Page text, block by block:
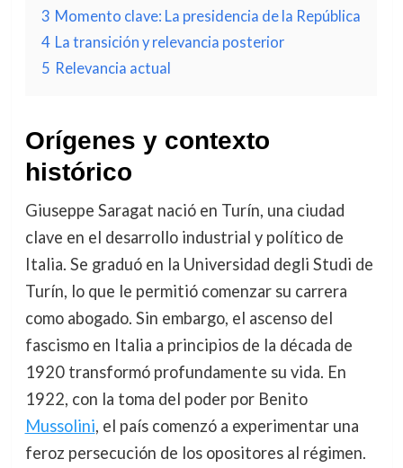
3 Momento clave: La presidencia de la República
4 La transición y relevancia posterior
5 Relevancia actual
Orígenes y contexto
histórico
Giuseppe Saragat nació en Turín, una ciudad
clave en el desarrollo industrial y político de
Italia. Se graduó en la Universidad degli Studi de
Turín, lo que le permitió comenzar su carrera
como abogado. Sin embargo, el ascenso del
fascismo en Italia a principios de la década de
1920 transformó profundamente su vida. En
1922, con la toma del poder por Benito
Mussolini, el país comenzó a experimentar una
feroz persecución de los opositores al régimen.